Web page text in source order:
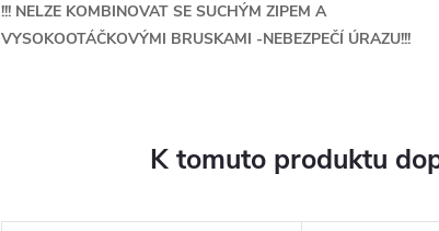
!!! NELZE KOMBINOVAT SE SUCHÝM ZIPEM A
VYSOKOOTÁČKOVÝMI BRUSKAMI -NEBEZPEČÍ ÚRAZU!!!
K tomuto produktu